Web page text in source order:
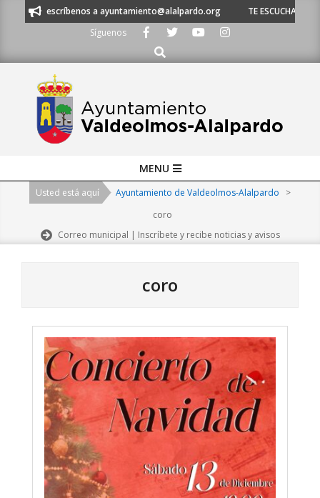
a ayuntamiento@alalpardo.org
TE ESCUCHAMOS -
Síguenos
Buscar
Navigation
MENU
Usted está aquí Ayuntamiento de Valdeolmos-Alalpardo
>
coro
Correo municipal | Inscríbete y recibe noticias y avisos
coro